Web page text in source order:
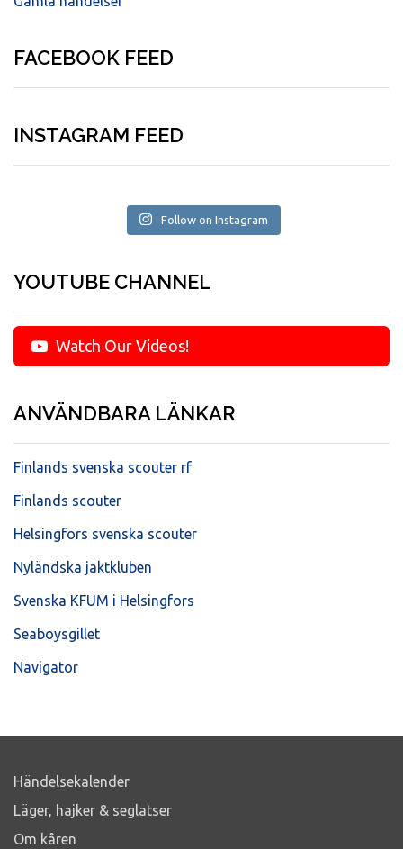
FACEBOOK FEED
INSTAGRAM FEED
Follow on Instagram
YOUTUBE CHANNEL
Watch Our Videos!
ANVÄNDBARA LÄNKAR
Finlands svenska scouter rf
Finlands scouter
Helsingfors svenska scouter
Nyländska jaktkluben
Svenska KFUM i Helsingfors
Seaboysgillet
Navigator
Händelsekalender
Läger, hajker & seglatser
Om kåren